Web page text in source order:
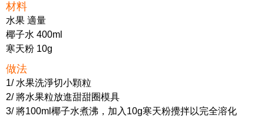
材料
水果 適量
椰子水 400ml
寒天粉 10g
做法
1/ 水果洗淨切小顆粒
2/ 將水果粒放進甜甜圈模具
3/ 將100ml椰子水煮沸，加入10g寒天粉攪拌以完全溶化